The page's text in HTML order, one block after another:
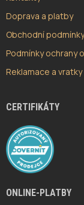
Doprava a platby
Obchodní
Podmínky ochrany
Reklamace a vratky
CERTIFIKÁTY
ONLINE-PLATBY